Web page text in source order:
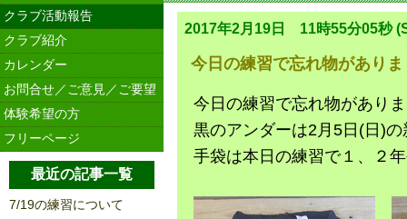
2017年2月19日 11時55分05秒
今日の練習で忘れ物がありま
今日の練習で忘れ物があり
黒のアンダーは2月5日(日)
手袋は本日の練習で１、２
クラブ活動報告
クラブ紹介
カレンダー
お問合せ／ご意見／ご要望
体験希望の方
フリーページ
最近の記事一覧
7/19の練習について